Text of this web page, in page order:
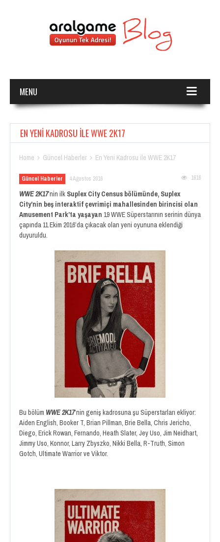
MENU
EN YENI KADROSU ILE WWE 2K17
Home  Güncel Haberler  En Yeni Kadrosu ile WWE 2K17
Güncel Haberler 4 Ağustos 2016 1616
WWE 2K17’nin ilk Suplex City Census bölümünde, Suplex
City’nin beş interaktif çevrimiçi mahallesinden birincisi olan
Amusement Park’ta yaşayan 19 WWE Süperstarının serinin dünya
çapında 11 Ekim 2016’da çıkacak olan yeni oyununa eklendiği
duyuruldu.
Bu bölüm WWE 2K17’nin geniş kadrosuna şu Süperstarları ekliyor:
Aiden English, Booker T, Brian Pillman, Brie Bella, Chris Jericho,
Diego, Erick Rowan, Fernando, Heath Slater, Jey Uso, Jim Neidhart,
Jimmy Uso, Konnor, Larry Zbyszko, Nikki Bella, R-Truth, Simon
Gotch, Ultimate Warrior ve Viktor.